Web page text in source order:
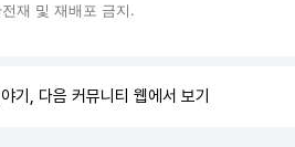
재 및 재배포 금지.
기, 다음 커뮤니티 웹에서 보기